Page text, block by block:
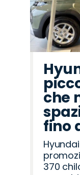
che
fino
370